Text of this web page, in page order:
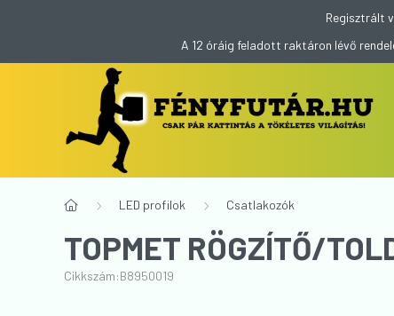
Regisztrált
A 12 óráig feladott raktáron lévő
LED profilok Csatlakozók
TOPMET RÖGZÍTŐ/
Cikkszám:B8950019